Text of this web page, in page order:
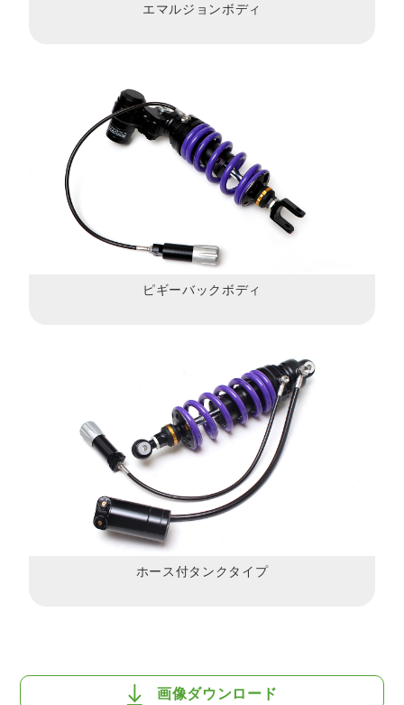
エマルジョンボディ
ピギーバックボディ
ホース付タンクタイプ
画像ダウンロード